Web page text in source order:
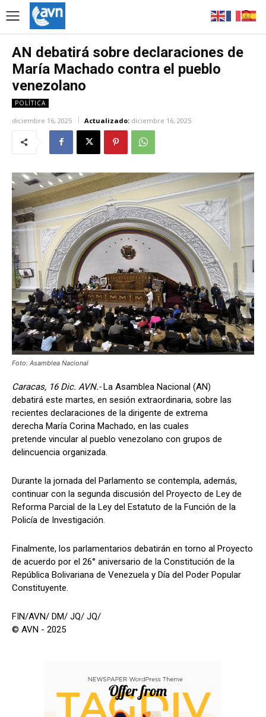
AN debatirá sobre declaraciones de
María Machado contra el pueblo
venezolano
POLÍTICA
diciembre 16, 2025 Actualizado: diciembre 16, 2025
Foto: Asamblea Nacional
Caracas, 16 Dic. AVN.-La Asamblea Nacional (AN)
debatirá este martes, en sesión extraordinaria, sobre las
recientes declaraciones de la dirigente de extrema
derecha María Corina Machado, en las cuales
pretende vincular al pueblo venezolano con grupos de
delincuencia organizada.
Durante la jornada del Parlamento se contempla, además,
continuar con la segunda discusión del Proyecto de Ley de
Reforma Parcial de la Ley del Estatuto de la Función de la
Policía de Investigación.
Finalmente, los parlamentarios debatirán en torno al Proyecto
de acuerdo por el 26° aniversario de la Constitución de la
República Bolivariana de Venezuela y Día del Poder Popular
Constituyente.
FIN/AVN/ DM/ JQ/ JQ/
© AVN - 2025